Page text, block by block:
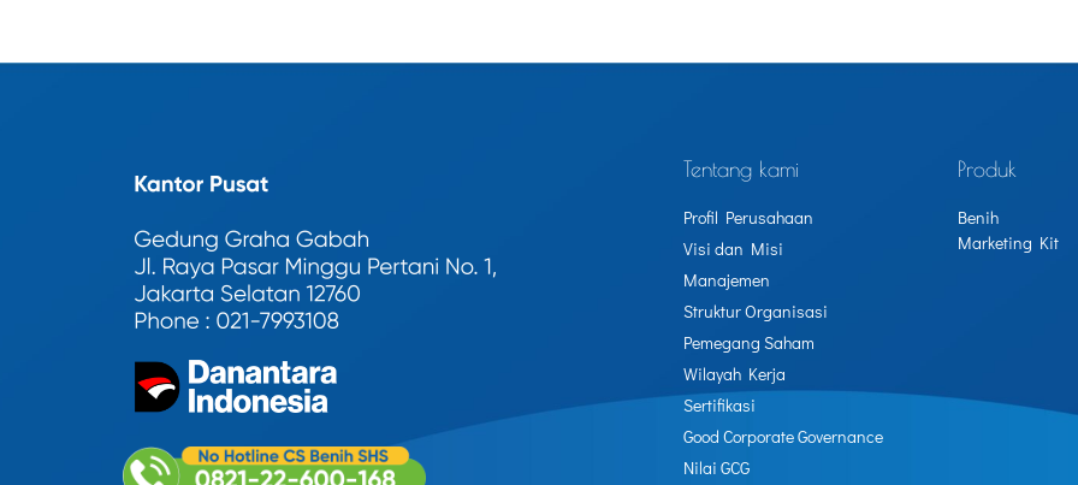
Tentang kami
Profil Perusahaan
Visi dan Misi
Manajemen
Struktur Organisasi
Pemegang Saham
Wilayah Kerja
Sertifikasi
Good Corporate Governance
Nilai GCG
Produk
Benih
Marketing Kit